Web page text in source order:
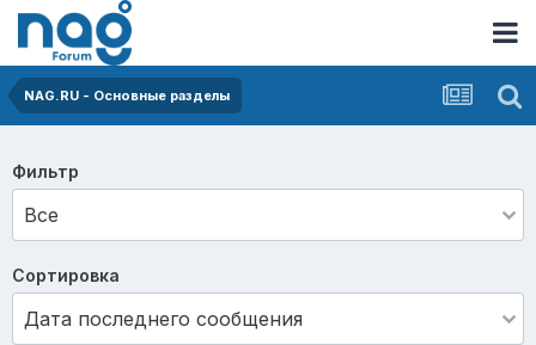
NAG.RU - Основные разделы
Фильтр
Сортировка